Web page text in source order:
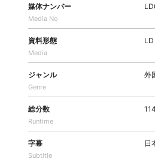
媒体ナンバー
Media No
資料形態
Media
LD
ジャンル
Genre
外
総分数
Runtime
字幕
Subtitle
日